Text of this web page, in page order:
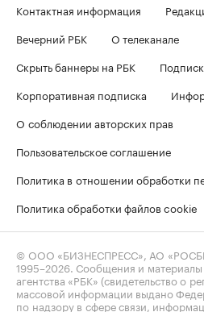
Контактная информация
Вечерний РБК
О телеканале
Скрыть баннеры на РБК
Корпоративная подписка
О соблюдении авторских прав
Пользовательское соглашение
Политика в отношении обработки
Политика обработки файлов cookie
© ООО «БИЗНЕСПРЕСС», АО
1995–2026 . Сообщения и
агентства «РБК» (свидетельство о
массовой информации выдано
по надзору в сфере связи,